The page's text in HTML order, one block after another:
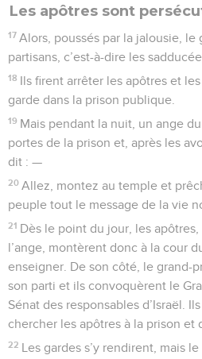
Les apôtres sont
17 Alors, poussés par la jalousie, le
partisans, c’est-à-dire les
18 Ils firent arrêter les apôtres et
garde dans la prison publique.
19 Mais pendant la nuit, un ange
portes de la prison et, après les
dit : —
20 Allez, montez au temple et
peuple tout le message de la vie
21 Dès le point du jour, les
l’ange, montèrent donc à la cour
enseigner. De son côté, le grand-
son parti et ils convoquèrent le
Sénat des responsables d’Israël.
chercher les apôtres à la prison et
22 Les gardes s’y rendirent, mais